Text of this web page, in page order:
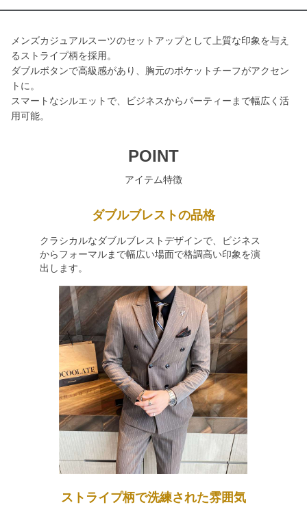
メンズカジュアルスーツのセットアップとして上質な印象を与え
るストライプ柄を採用。
ダブルボタンで高級感があり、胸元のポケットチーフがアクセン
トに。
スマートなシルエットで、ビジネスからパーティーまで幅広く活
用可能。
POINT
アイテム特徴
ダブルブレストの品格
クラシカルなダブルブレストデザインで、ビジネス
からフォーマルまで幅広い場面で格調高い印象を演
出します。
ストライプ柄で洗練された雰囲気